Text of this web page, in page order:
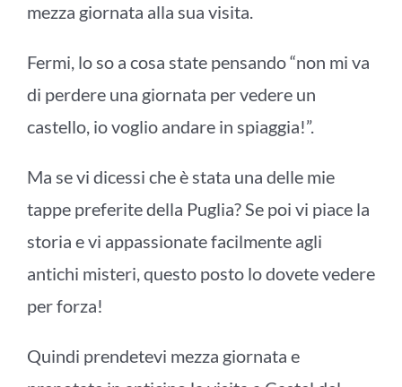
mezza giornata alla sua visita.
Fermi, lo so a cosa state pensando “non mi va
di perdere una giornata per vedere un
castello, io voglio andare in spiaggia!”.
Ma se vi dicessi che è stata una delle mie
tappe preferite della Puglia? Se poi vi piace la
storia e vi appassionate facilmente agli
antichi misteri, questo posto lo dovete vedere
per forza!
Quindi prendetevi mezza giornata e